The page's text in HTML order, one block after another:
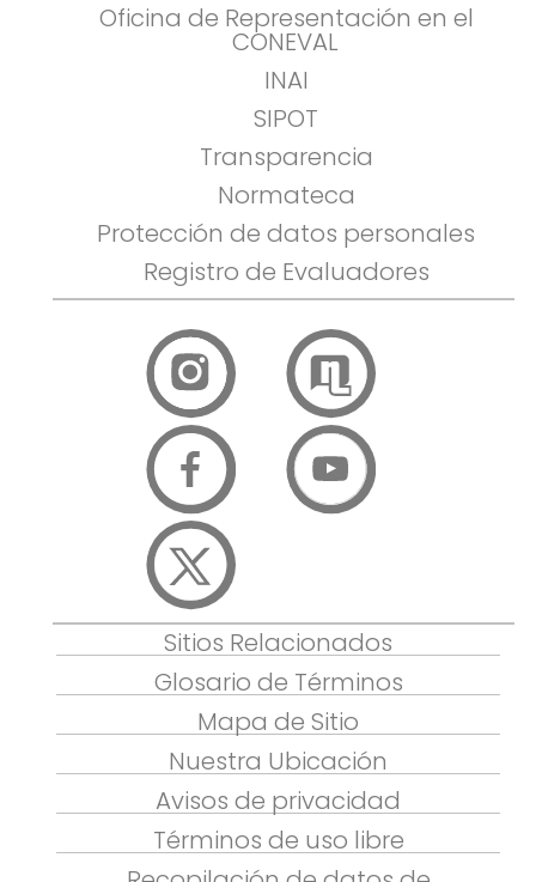
Oficina de Representación en el
CONEVAL
INAI
SIPOT
Transparencia
Normateca
Protección de datos personales
Registro de Evaluadores
Sitios Relacionados
Glosario de Términos
Mapa de Sitio
Nuestra Ubicación
Avisos de privacidad
Términos de uso libre